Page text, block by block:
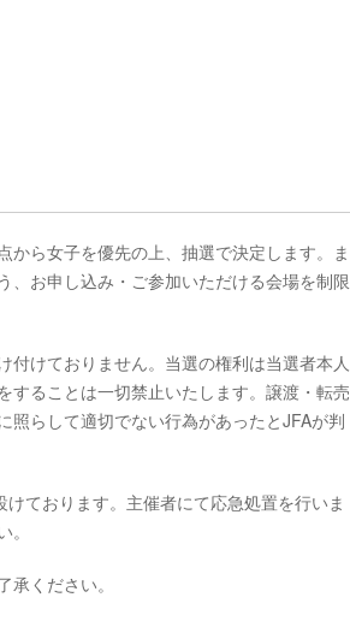
ら女子を優先の上、抽選で決定します。ま
、お申し込み・ご参加いただける会場を制限
付けておりません。当選の権利は当選者本人
することは一切禁止いたします。譲渡・転売
照らして適切でない行為があったとJFAが判
ております。主催者にて応急処置を行いま
ください。